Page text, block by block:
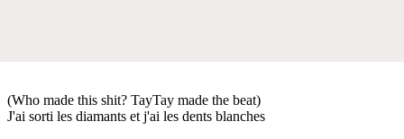
(Who made this shit? TayTay made the beat)
J'ai sorti les diamants et j'ai les dents blanches